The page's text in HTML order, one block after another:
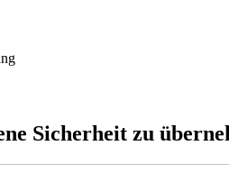
Sicherheit zu